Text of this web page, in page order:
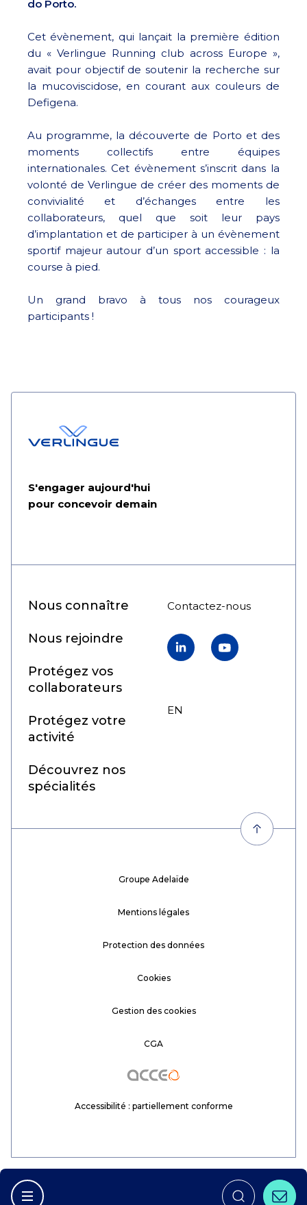
Afficher la navigation principale
do Porto.
Cet évènement, qui lançait la première édition
du « Verlingue Running club across Europe »,
avait pour objectif de soutenir la recherche sur
la mucoviscidose, en courant aux couleurs de
Defigena.
Au programme, la découverte de Porto et des
moments collectifs entre équipes
internationales. Cet évènement s’inscrit dans la
volonté de Verlingue de créer des moments de
convivialité et d’échanges entre les
collaborateurs, quel que soit leur pays
d’implantation et de participer à un évènement
sportif majeur autour d’un sport accessible : la
course à pied.
Un grand bravo à tous nos courageux
participants !
S'engager aujourd'hui
pour concevoir demain
Nous connaître
Nous rejoindre
Protégez vos
collaborateurs
Protégez votre
activité
Découvrez nos
spécialités
Contactez-nous
LinkedInYouTube
FR
EN
Groupe Adelaïde
Mentions légales
Protection des données
Cookies
Gestion des cookies
CGA
Accessibilité : partiellement conforme